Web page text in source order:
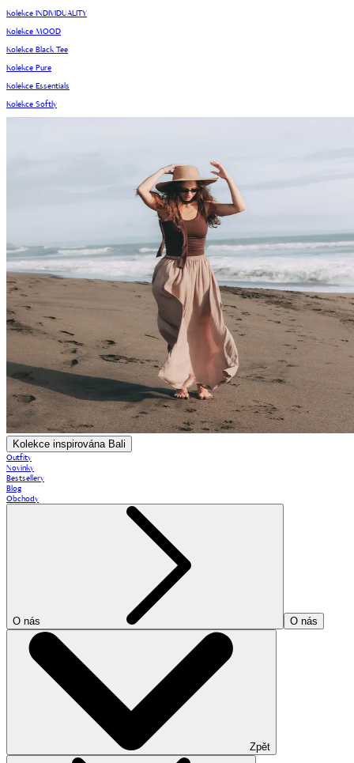
Kolekce INDIVIDUALITY
Kolekce MOOD
Kolekce Black Tee
Kolekce Pure
Kolekce Essentials
Kolekce Softly
Kolekce inspirována Bali
Outfity
Novinky
Bestsellery
Blog
Obchody
O nás O nás
Zpět